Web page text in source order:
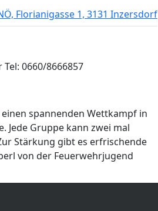
Florianigasse 1, 3131 Inzersdorf
0660/8666857
spannenden Wettkampf in
Jede Gruppe kann zwei mal
Stärkung gibt es erfrischende
von der Feuerwehrjugend